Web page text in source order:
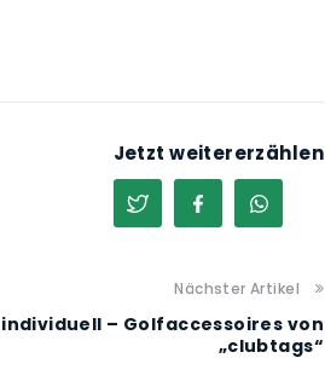
Jetzt weitererzählen
Nächster Artikel
– Golfaccessoires von
„clubtags“